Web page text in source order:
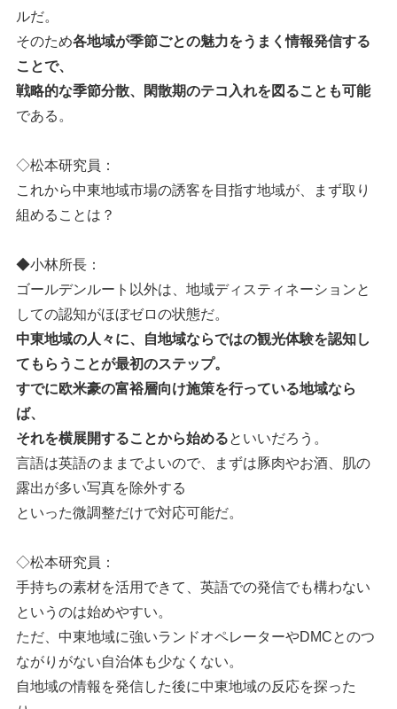
ルだ。
そのため各地域が季節ごとの魅力をうまく情報発信する
ことで、
戦略的な季節分散、閑散期のテコ入れを図ることも可能
である。
◇松本研究員：
これから中東地域市場の誘客を目指す地域が、まず取り
組めることは？
◆小林所長：
ゴールデンルート以外は、地域ディスティネーションと
しての認知がほぼゼロの状態だ。
中東地域の人々に、自地域ならではの観光体験を認知し
てもらうことが最初のステップ。
すでに欧米豪の富裕層向け施策を行っている地域なら
ば、
それを横展開することから始めるといいだろう。
言語は英語のままでよいので、まずは豚肉やお酒、肌の
露出が多い写真を除外する
といった微調整だけで対応可能だ。
◇松本研究員：
手持ちの素材を活用できて、英語での発信でも構わない
というのは始めやすい。
ただ、中東地域に強いランドオペレーターやDMCとのつ
ながりがない自治体も少なくない。
自地域の情報を発信した後に中東地域の反応を探った